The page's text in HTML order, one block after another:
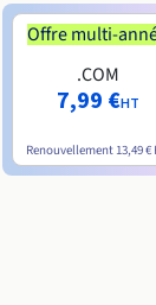
Offre multi-
.COM
7,99 €HT
Renouvellement 13,49 €